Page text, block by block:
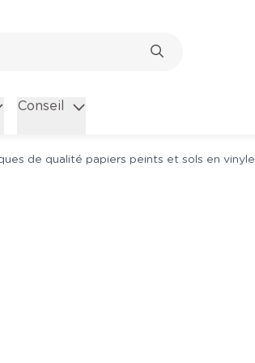
Conseil
de qualité papiers peints et sols en vinyle